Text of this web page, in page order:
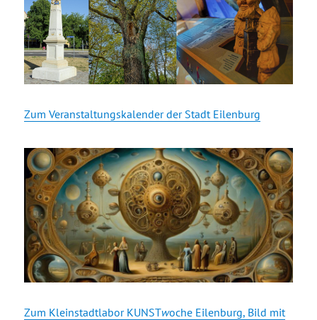
Zum Veranstaltungskalender der Stadt Eilenburg
Zum Kleinstadtlabor KUNSTwoche Eilenburg, Bild mit